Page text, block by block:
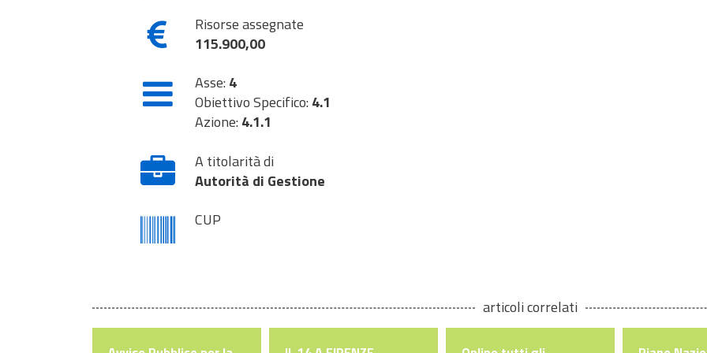
Risorse assegnate
115.900,00
Asse: 4
Obiettivo Specifico: 4.1
Azione: 4.1.1
A titolarità di
Autorità di Gestione
CUP
articoli correlati